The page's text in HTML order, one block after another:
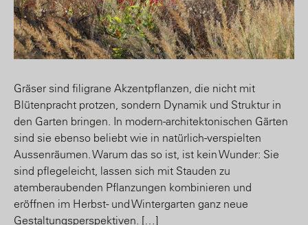
Gräser sind filigrane Akzentpflanzen, die nicht mit
Blütenpracht protzen, sondern Dynamik und Struktur in
den Garten bringen. In modern-architektonischen Gärten
sind sie ebenso beliebt wie in natürlich-verspielten
Aussenräumen. Warum das so ist, ist kein Wunder: Sie
sind pflegeleicht, lassen sich mit Stauden zu
atemberaubenden Pflanzungen kombinieren und
eröffnen im Herbst- und Wintergarten ganz neue
Gestaltungsperspektiven. […]